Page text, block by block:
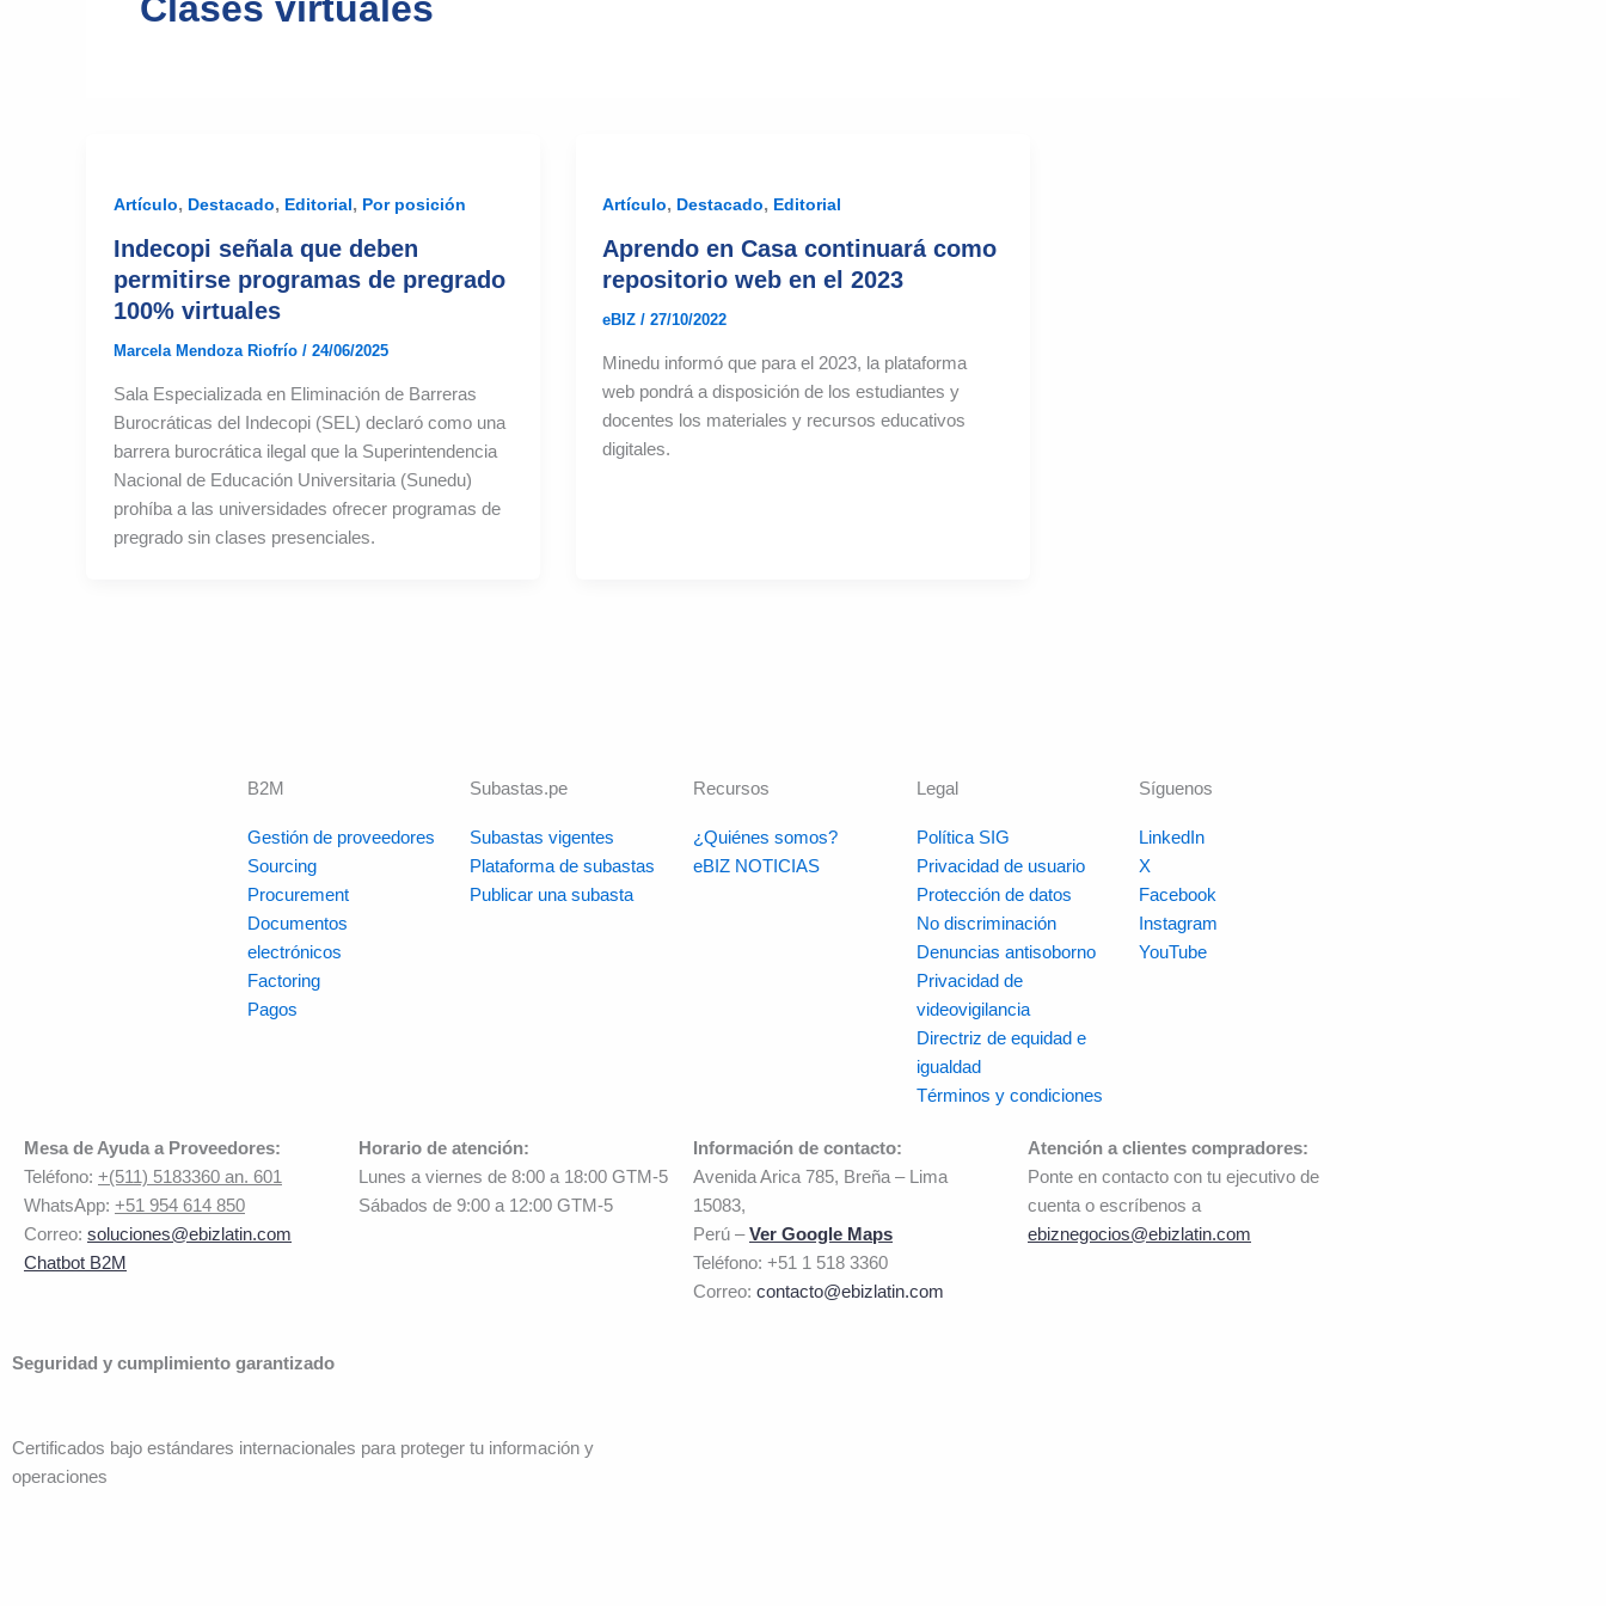
Artículo, Destacado, Editorial, Por posición
Indecopi señala que deben
permitirse programas de pregrado
100% virtuales
Marcela Mendoza Riofrío / 24/06/2025
Sala Especializada en Eliminación de Barreras
Burocráticas del Indecopi (SEL) declaró como una
barrera burocrática ilegal que la Superintendencia
Nacional de Educación Universitaria (Sunedu)
prohíba a las universidades ofrecer programas de
pregrado sin clases presenciales.
Artículo, Destacado, Editorial
Aprendo en Casa continuará como
repositorio web en el 2023
eBIZ/27/10/2022
Minedu informó que para el 2023, la plataforma
web pondrá a disposición de los estudiantes y
docentes los materiales y recursos educativos
digitales.
B2M
Gestión de proveedores
Sourcing
Procurement
Documentos
electrónicos
Factoring
Pagos
Subastas.pe
Subastas vigentes
Plataforma de subastas
Publicar una subasta
Recursos
¿Quiénes somos?
eBIZ NOTICIAS
Legal
Política SIG
Privacidad de usuario
Protección de datos
No discriminación
Denuncias antisoborno
Privacidad de
videovigilancia
Directriz de equidad e
igualdad
Términos y condiciones
Síguenos
LinkedIn
X
Facebook
Instagram
YouTube
Mesa de Ayuda a Proveedores:
Teléfono: +(511) 5183360 an. 601
WhatsApp: +51 954 614 850
Correo: soluciones@ebizlatin.com
Chatbot B2M
Horario de atención:
Lunes a viernes de 8:00 a 18:00 GTM-5
Sábados de 9:00 a 12:00 GTM-5
Información de contacto:
Avenida Arica 785, Breña – Lima
15083,
Perú –Ver Google Maps
Teléfono: +51 1 518 3360
Correo: contacto@ebizlatin.com
Atención a clientes compradores:
Ponte en contacto con tu ejecutivo de
cuenta o escríbenos a
ebiznegocios@ebizlatin.com
Seguridad y cumplimiento garantizado
Certificados bajo estándares internacionales para proteger tu información y
operaciones